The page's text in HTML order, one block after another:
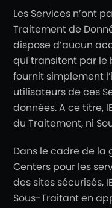
Les Services n’ont
Traitement de
dispose d’aucun
qui transitent par le
fournit simplement
utilisateurs de ces
données. A ce titre,
du Traitement, ni
Dans le cadre de la
Centers pour les
des sites sécurisés,
Sous-Traitant en